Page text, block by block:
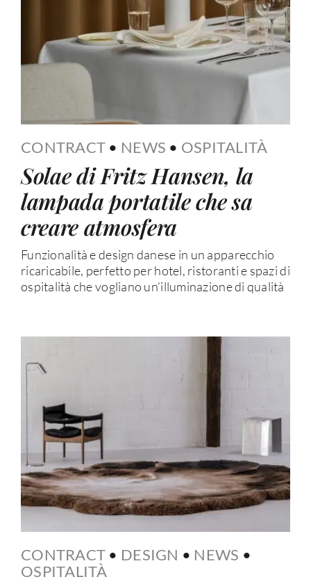
CONTRACT • NEWS • OSPITALITÀ
Solae di Fritz Hansen, la
lampada portatile che sa
creare atmosfera
Funzionalità e design danese in un apparecchio
ricaricabile, perfetto per hotel, ristoranti e spazi di
ospitalità che vogliano un’illuminazione di qualità
CONTRACT • DESIGN • NEWS •
OSPITALITÀ